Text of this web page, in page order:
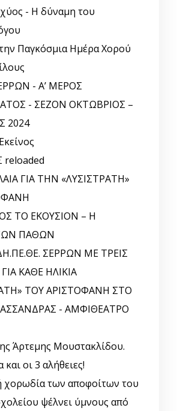
- Η δύναμη του
Παγκόσμια Ημέρα Χορού
- Α’ ΜΕΡΟΣ
- ΣΕΖΟΝ ΟΚΤΩΒΡΙΟΣ –
2024
ΓΙΑ ΤΗΝ «ΛΥΣΙΣΤΡΑΤΗ»
ΤΟ ΕΚΟΥΣΙΟΝ – Η
ΠΑΘΩΝ
ΣΕΡΡΩΝ ΜΕ ΤΡΕΙΣ
ΚΑΘΕ ΗΛΙΚΙΑ
ΤΟΥ ΑΡΙΣΤΟΦΑΝΗ ΣΤΟ
- ΑΜΦΙΘΕΑΤΡΟ
Άρτεμης Μουστακλίδου.
οι 3 αλήθειες!
χορωδία των αποφοίτων του
ψέλνει ύμνους από